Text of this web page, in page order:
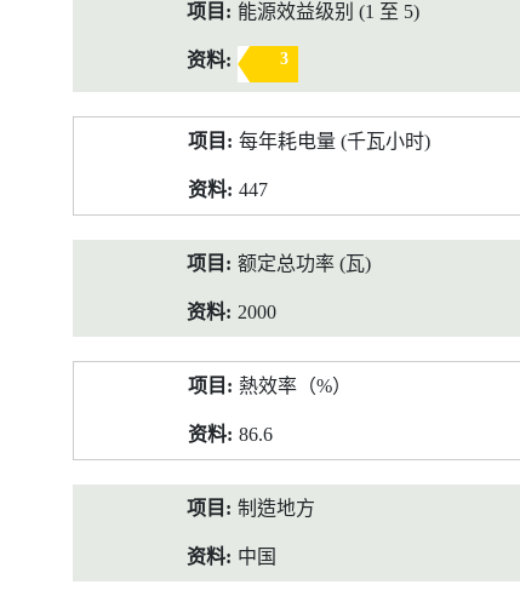
能源效益级别 (1 至 5)
3
每年耗电量 (千瓦小时)
447
额定总功率 (瓦)
2000
熱效率（%）
86.6
制造地方
中国